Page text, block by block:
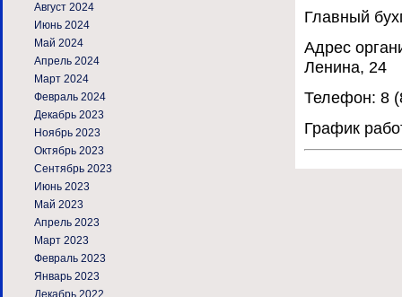
Август 2024
Июнь 2024
Май 2024
Апрель 2024
Март 2024
Февраль 2024
Декабрь 2023
Ноябрь 2023
Октябрь 2023
Сентябрь 2023
Июнь 2023
Май 2023
Апрель 2023
Март 2023
Февраль 2023
Январь 2023
Декабрь 2022
Главный
Адрес
Ленина, 24
Телефон: 8
График